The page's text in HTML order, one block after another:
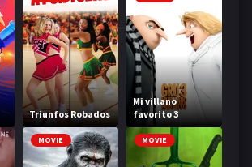
Triunfos Robados
Mi villano
favorito 3
MOVIE MOVIE